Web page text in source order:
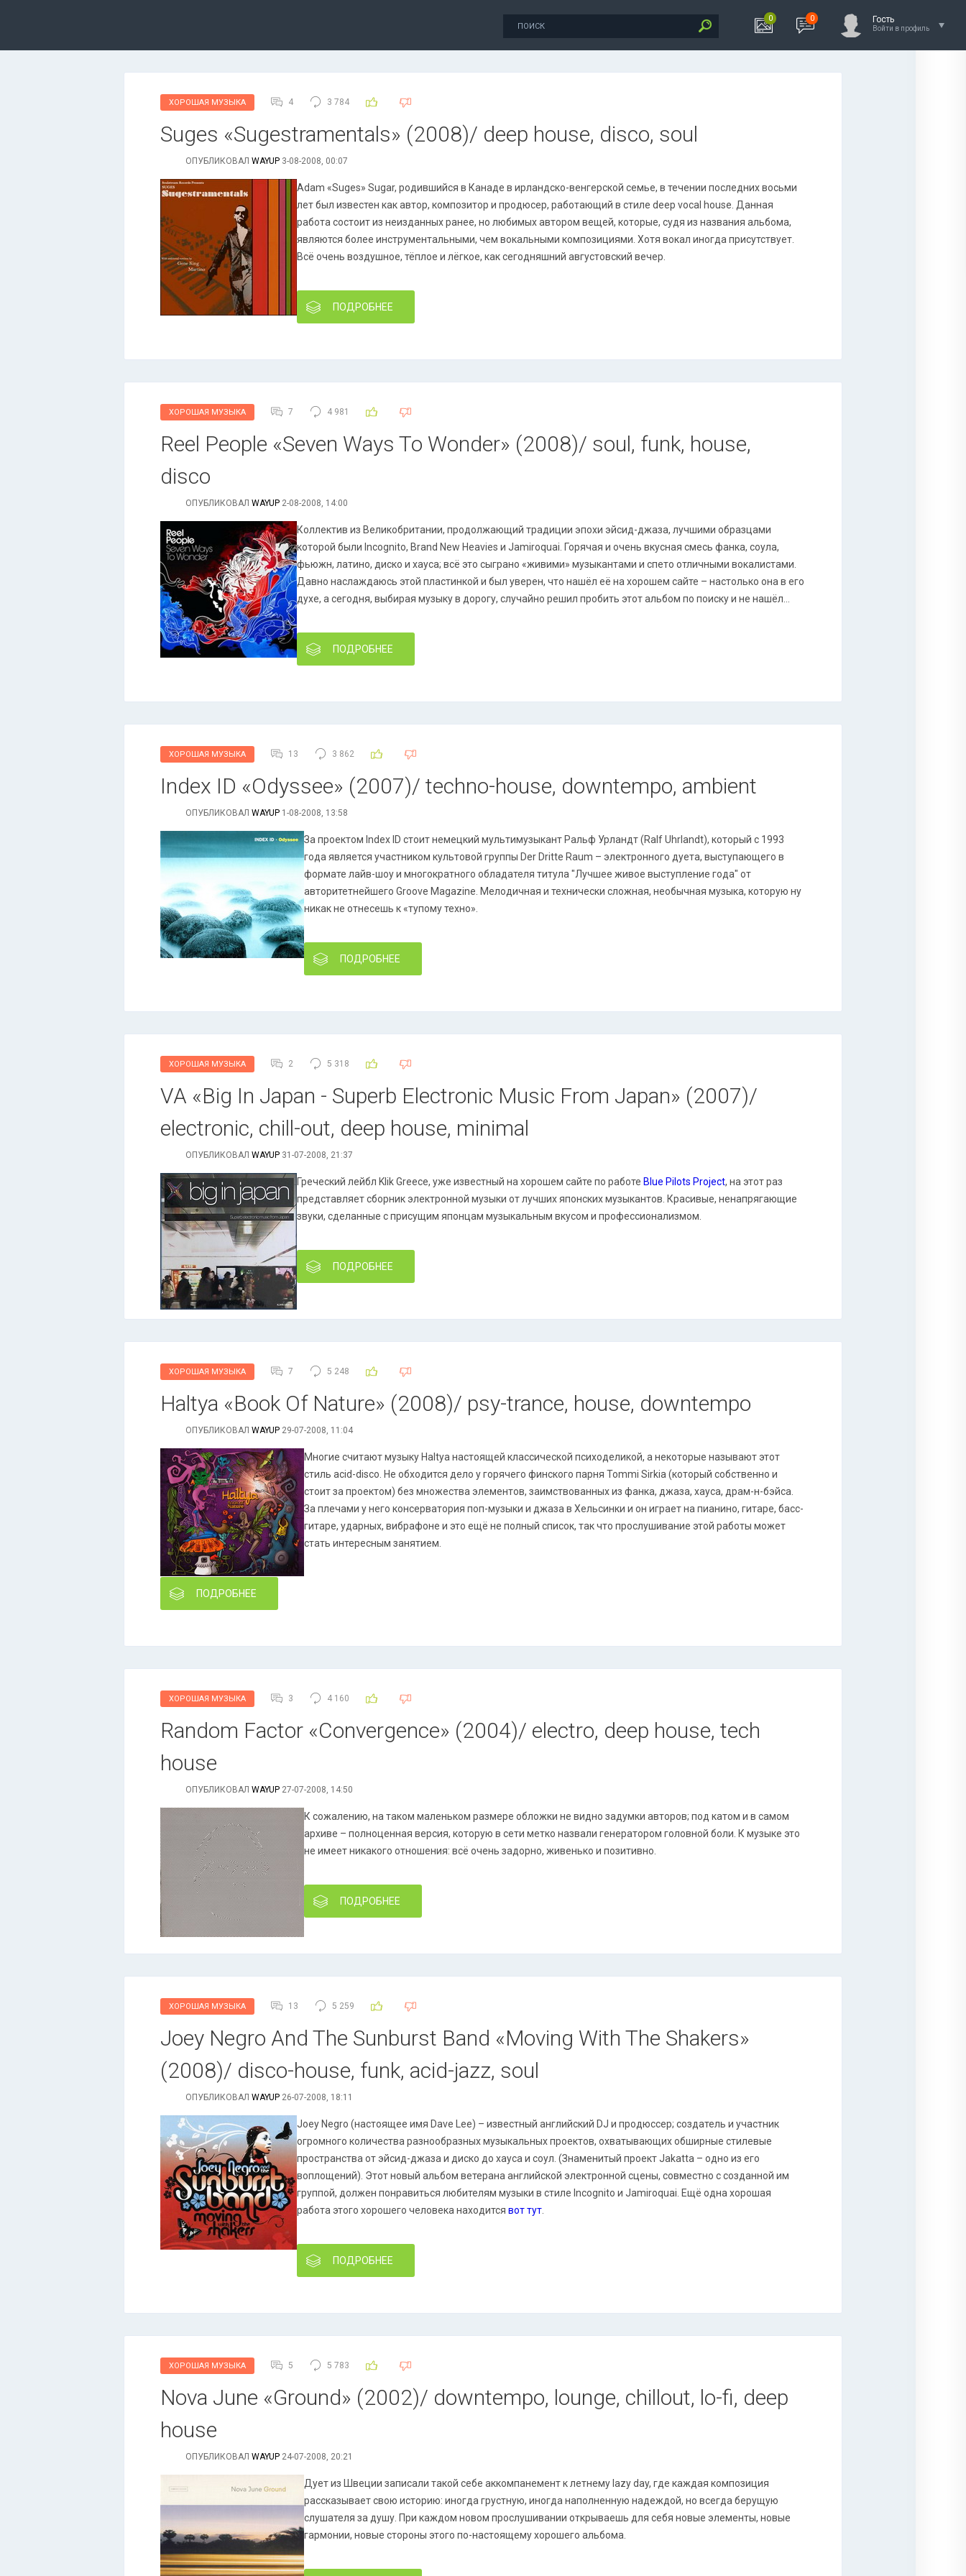
0 0 Гость
Войти в профиль
ХОРОШАЯ МУЗЫКА 4 3 784
Suges «Sugestramentals» (2008)/ deep house, disco, soul
ОПУБЛИКОВАЛ WAYUP 3-08-2008, 00:07
Adam «Suges» Sugar, родившийся в Канаде в ирландско-венгерской семье, в течении последних восьми
лет был известен как автор, композитор и продюсер, работающий в стиле deep vocal house. Данная
работа состоит из неизданных ранее, но любимых автором вещей, которые, судя из названия альбома,
являются более инструментальными, чем вокальными композициями. Хотя вокал иногда присутствует.
Всё очень воздушное, тёплое и лёгкое, как сегодняшний августовский вечер.
ПОДРОБНЕЕ
ХОРОШАЯ МУЗЫКА 7 4 981
Reel People «Seven Ways To Wonder» (2008)/ soul, funk, house,
disco
ОПУБЛИКОВАЛ WAYUP 2-08-2008, 14:00
Коллектив из Великобритании, продолжающий традиции эпохи эйсид-джаза, лучшими образцами
которой были Incognito, Brand New Heavies и Jamiroquai. Горячая и очень вкусная смесь фанка, соула,
фьюжн, латино, диско и хауса; всё это сыграно «живими» музыкантами и спето отличными вокалистами.
Давно наслаждаюсь этой пластинкой и был уверен, что нашёл её на хорошем сайте – настолько она в его
духе, а сегодня, выбирая музыку в дорогу, случайно решил пробить этот альбом по поиску и не нашёл…
ПОДРОБНЕЕ
ХОРОШАЯ МУЗЫКА 13 3 862
Index ID «Odyssee» (2007)/ techno-house, downtempo, ambient
ОПУБЛИКОВАЛ WAYUP 1-08-2008, 13:58
За проектом Index ID стоит немецкий мультимузыкант Ральф Урландт (Ralf Uhrlandt), который с 1993
года является участником культовой группы Der Dritte Raum – электронного дуета, выступающего в
формате лайв-шоу и многократного обладателя титула "Лучшее живое выступление года" от
авторитетнейшего Groove Magazine. Мелодичная и технически сложная, необычная музыка, которую ну
никак не отнесешь к «тупому техно».
ПОДРОБНЕЕ
ХОРОШАЯ МУЗЫКА 2 5 318
VA «Big In Japan - Superb Electronic Music From Japan» (2007)/
electronic, chill-out, deep house, minimal
ОПУБЛИКОВАЛ WAYUP 31-07-2008, 21:37
Греческий лейбл Klik Greece, уже известный на хорошем сайте по работе Blue Pilots Project, на этот раз
представляет сборник электронной музыки от лучших японских музыкантов. Красивые, ненапрягающие
звуки, сделанные с присущим японцам музыкальным вкусом и профессионализмом.
ПОДРОБНЕЕ
ХОРОШАЯ МУЗЫКА 7 5 248
Haltya «Book Of Nature» (2008)/ psy-trance, house, downtempo
ОПУБЛИКОВАЛ WAYUP 29-07-2008, 11:04
Многие считают музыку Haltya настоящей классической психоделикой, а некоторые называют этот
стиль acid-disco. Не обходится дело у горячего финского парня Tommi Sirkia (который собственно и
стоит за проектом) без множества элементов, заимствованных из фанка, джаза, хауса, драм-н-бэйса.
За плечами у него консерватория поп-музыки и джаза в Хельсинки и он играет на пианино, гитаре, басс-
гитаре, ударных, вибрафоне и это ещё не полный список, так что прослушивание этой работы может
стать интересным занятием.
ПОДРОБНЕЕ
ХОРОШАЯ МУЗЫКА 3 4 160
Random Factor «Convergence» (2004)/ electro, deep house, tech
house
ОПУБЛИКОВАЛ WAYUP 27-07-2008, 14:50
К сожалению, на таком маленьком размере обложки не видно задумки авторов; под катом и в самом
архиве – полноценная версия, которую в сети метко назвали генератором головной боли. К музыке это
не имеет никакого отношения: всё очень задорно, живенько и позитивно.
ПОДРОБНЕЕ
ХОРОШАЯ МУЗЫКА 13 5 259
Joey Negro And The Sunburst Band «Moving With The Shakers»
(2008)/ disco-house, funk, acid-jazz, soul
ОПУБЛИКОВАЛ WAYUP 26-07-2008, 18:11
Joey Negro (настоящее имя Dave Lee) – известный английский DJ и продюссер; создатель и участник
огромного количества разнообразных музыкальных проектов, охватывающих обширные стилевые
пространства от эйсид-джаза и диско до хауса и соул. (Знаменитый проект Jakatta – одно из его
воплощений). Этот новый альбом ветерана английской электронной сцены, совместно с созданной им
группой, должен понравиться любителям музыки в стиле Incognito и Jamiroquai. Ещё одна хорошая
работа этого хорошего человека находится вот тут
ПОДРОБНЕЕ
ХОРОШАЯ МУЗЫКА 5 5 783
Nova June «Ground» (2002)/ downtempo, lounge, chillout, lo-fi, deep
house
ОПУБЛИКОВАЛ WAYUP 24-07-2008, 20:21
Дует из Швеции записали такой себе аккомпанемент к летнему lazy day, где каждая композиция
рассказывает свою историю: иногда грустную, иногда наполненную надеждой, но всегда берущую
слушателя за душу. При каждом новом прослушивании открываешь для себя новые элементы, новые
гармонии, новые стороны этого по-настоящему хорошего альбома.